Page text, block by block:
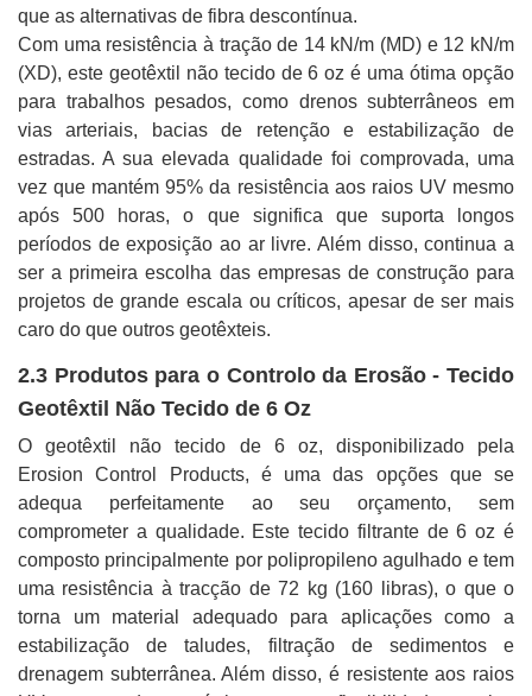
que as alternativas de fibra descontínua.
Com uma resistência à tração de 14 kN/m (MD) e 12 kN/m
(XD), este geotêxtil não tecido de 6 oz é uma ótima opção
para trabalhos pesados, como drenos subterrâneos em
vias arteriais, bacias de retenção e estabilização de
estradas. A sua elevada qualidade foi comprovada, uma
vez que mantém 95% da resistência aos raios UV mesmo
após 500 horas, o que significa que suporta longos
períodos de exposição ao ar livre. Além disso, continua a
ser a primeira escolha das empresas de construção para
projetos de grande escala ou críticos, apesar de ser mais
caro do que outros geotêxteis.
2.3 Produtos para o Controlo da Erosão - Tecido
Geotêxtil Não Tecido de 6 Oz
O geotêxtil não tecido de 6 oz, disponibilizado pela
Erosion Control Products, é uma das opções que se
adequa perfeitamente ao seu orçamento, sem
comprometer a qualidade. Este tecido filtrante de 6 oz é
composto principalmente por polipropileno agulhado e tem
uma resistência à tracção de 72 kg (160 libras), o que o
torna um material adequado para aplicações como a
estabilização de taludes, filtração de sedimentos e
drenagem subterrânea. Além disso, é resistente aos raios